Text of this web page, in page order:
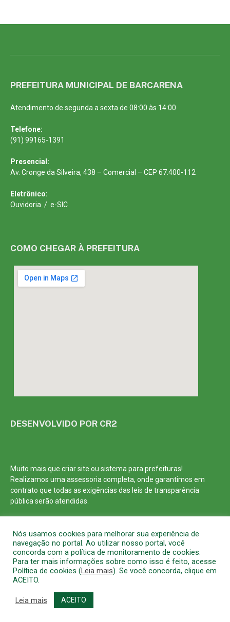
PREFEITURA MUNICIPAL DE BARCARENA
Atendimento de segunda a sexta de 08:00 às 14:00
Telefone:
(91) 99165-1391
Presencial:
Av. Cronge da Silveira, 438 – Comercial – CEP 67.400-112
Eletrônico:
Ouvidoria / e-SIC
COMO CHEGAR À PREFEITURA
DESENVOLVIDO POR CR2
Muito mais que criar site ou sistema para prefeituras!
Realizamos uma assessoria completa, onde garantimos em
contrato que todas as exigências das leis de transparência
pública serão atendidas.
Todos os direitos reservados a Prefeitura Municipal de Barcarena
Acessar Área Administrativa
Nós usamos cookies para melhorar sua experiência de
navegação no portal. Ao utilizar nosso portal, você
concorda com a política de monitoramento de cookies.
Para ter mais informações sobre como isso é feito, acesse
Política de cookies (Leia mais). Se você concorda, clique em
ACEITO.
Leia mais ACEITO